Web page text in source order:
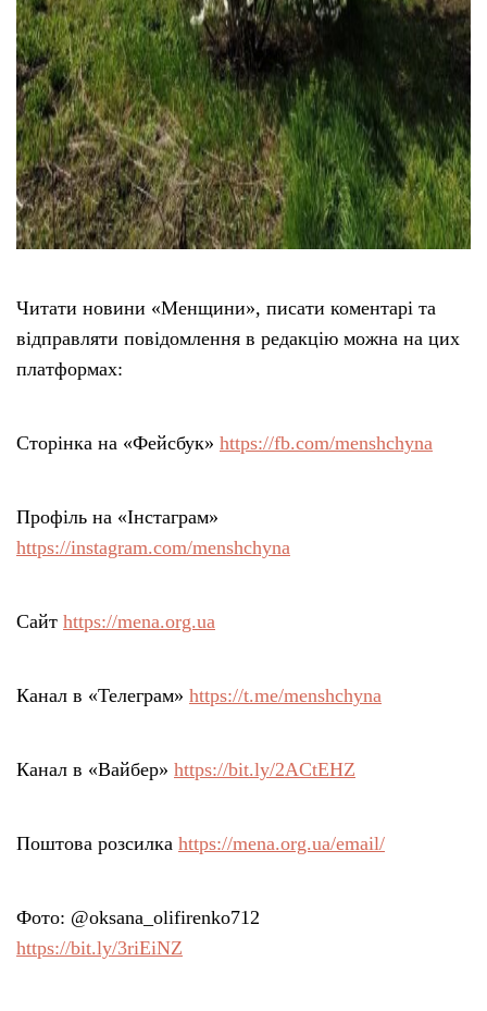
Читати новини «Менщини», писати коментарі та
відправляти повідомлення в редакцію можна на цих
платформах:
Сторінка на «Фейсбук» https://fb.com/menshchyna
Профіль на «Інстаграм»
https://instagram.com/menshchyna
Сайт https://mena.org.ua
Канал в «Телеграм» https://t.me/menshchyna
Канал в «Вайбер» https://bit.ly/2ACtEHZ
Поштова розсилка https://mena.org.ua/email/
Фото: @oksana_olifirenko712
https://bit.ly/3riEiNZ